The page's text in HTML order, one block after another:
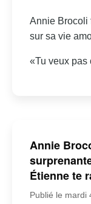
Annie Brocoli
sur sa vie
«Tu veux pas
Annie
Étienne te
Publié le mardi